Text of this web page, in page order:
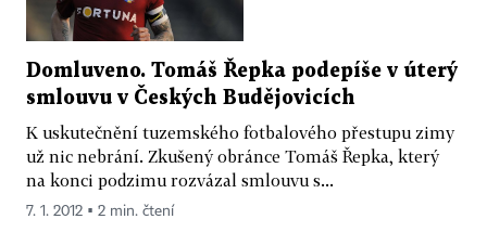
Domluveno. Tomáš Řepka podepíše v úterý
smlouvu v Českých Budějovicích
K uskutečnění tuzemského fotbalového přestupu zimy
už nic nebrání. Zkušený obránce Tomáš Řepka, který
na konci podzimu rozvázal smlouvu s...
7. 1. 2012 ▪ 2 min. čtení